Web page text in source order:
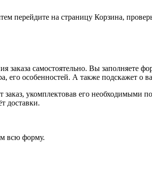
перейдите на страницу Корзина,
самостоятельно. Вы заполняете
его особенностей. А также подскажет о
заказ, укомплектовав его необходимыми
доставки.
всю форму.